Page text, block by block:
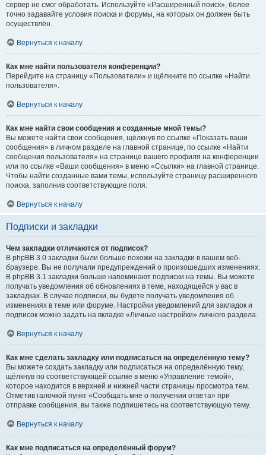
сервер не смог обработать. Используйте «Расширенный поиск», более
точно задавайте условия поиска и форумы, на которых он должен быть
осуществлён.
Вернуться к началу
Как мне найти пользователя конференции?
Перейдите на страницу «Пользователи» и щёлкните по ссылке «Найти
пользователя».
Вернуться к началу
Как мне найти свои сообщения и созданные мной темы?
Вы можете найти свои сообщения, щёлкнув по ссылке «Показать ваши
сообщения» в личном разделе на главной странице, по ссылке «Найти
сообщения пользователя» на странице вашего профиля на конференции
или по ссылке «Ваши сообщения» в меню «Ссылки» на главной странице.
Чтобы найти созданные вами темы, используйте страницу расширенного
поиска, заполнив соответствующие поля.
Вернуться к началу
Подписки и закладки
Чем закладки отличаются от подписок?
В phpBB 3.0 закладки были больше похожи на закладки в вашем веб-
браузере. Вы не получали предупреждений о произошедших изменениях.
В phpBB 3.1 закладки больше напоминают подписки на темы. Вы можете
получать уведомления об обновлениях в теме, находящейся у вас в
закладках. В случае подписки, вы будете получать уведомления об
изменениях в теме или форуме. Настройки уведомлений для закладок и
подписок можно задать на вкладке «Личные настройки» личного раздела.
Вернуться к началу
Как мне сделать закладку или подписаться на определённую тему?
Вы можете создать закладку или подписаться на определённую тему,
щёлкнув по соответствующей ссылке в меню «Управление темой»,
которое находится в верхней и нижней части страницы просмотра тем.
Отметив галочкой пункт «Сообщать мне о получении ответа» при
отправке сообщения, вы также подпишетесь на соответствующую тему.
Вернуться к началу
Как мне подписаться на определённый форум?